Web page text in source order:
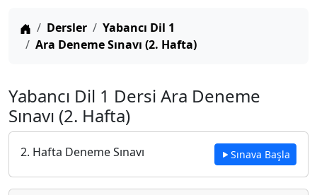
Anasayfa
Dersler
Yabancı Dil 1
Ara Deneme Sınavı (2. Hafta)
Yabancı Dil 1 Dersi Ara Deneme
Sınavı (2. Hafta)
2. Hafta Deneme Sınavı Sınava Başla